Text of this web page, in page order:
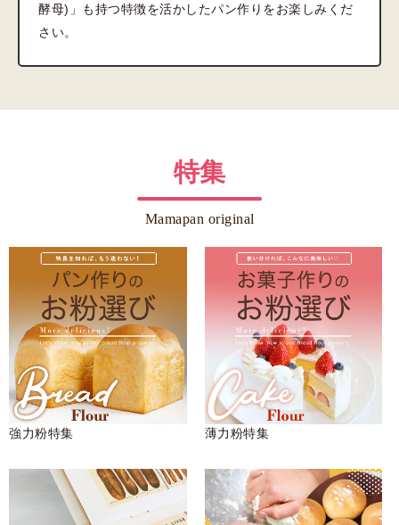
酵母)」も持つ特徴を活かしたパン作りをお楽しみくだ
さい。
特集
Mamapan original
強力粉特集 薄力粉特集